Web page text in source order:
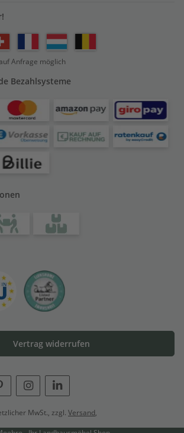
Anfrage möglich
Bezahlsysteme
Vertrag widerrufen
MwSt., zzgl. Versand,